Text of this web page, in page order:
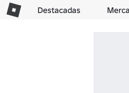
Destacadas